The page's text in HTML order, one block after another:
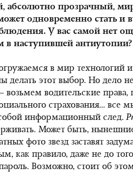
абсолютно прозрачный,
одновременно стать и
У вас самой нет
в наступившей антиутопии?
в мир технологий
этот выбор. Но дело
возьмем водительские права,
страхования... все
собой информационный след.
Может быть,
фото звезд заставят
как правило, даже не до
Возможно, стоит об